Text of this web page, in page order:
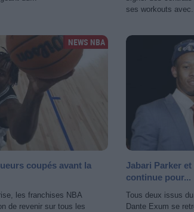
ses workouts
NEWS NBA
coupés avant la
les franchises NBA
de revenir sur tous les
Jabari Parker
continue pour...
Tous deux issus
Dante Exum se